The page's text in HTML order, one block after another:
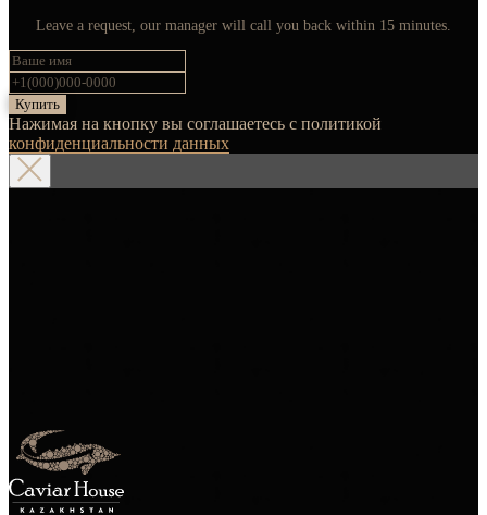
Leave a request, our manager will call you back within 15 minutes.
Купить
Нажимая на кнопку вы соглашаетесь с политикой
конфиденциальности данных